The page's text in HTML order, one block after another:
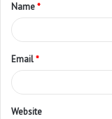
Name*
Email*
Website